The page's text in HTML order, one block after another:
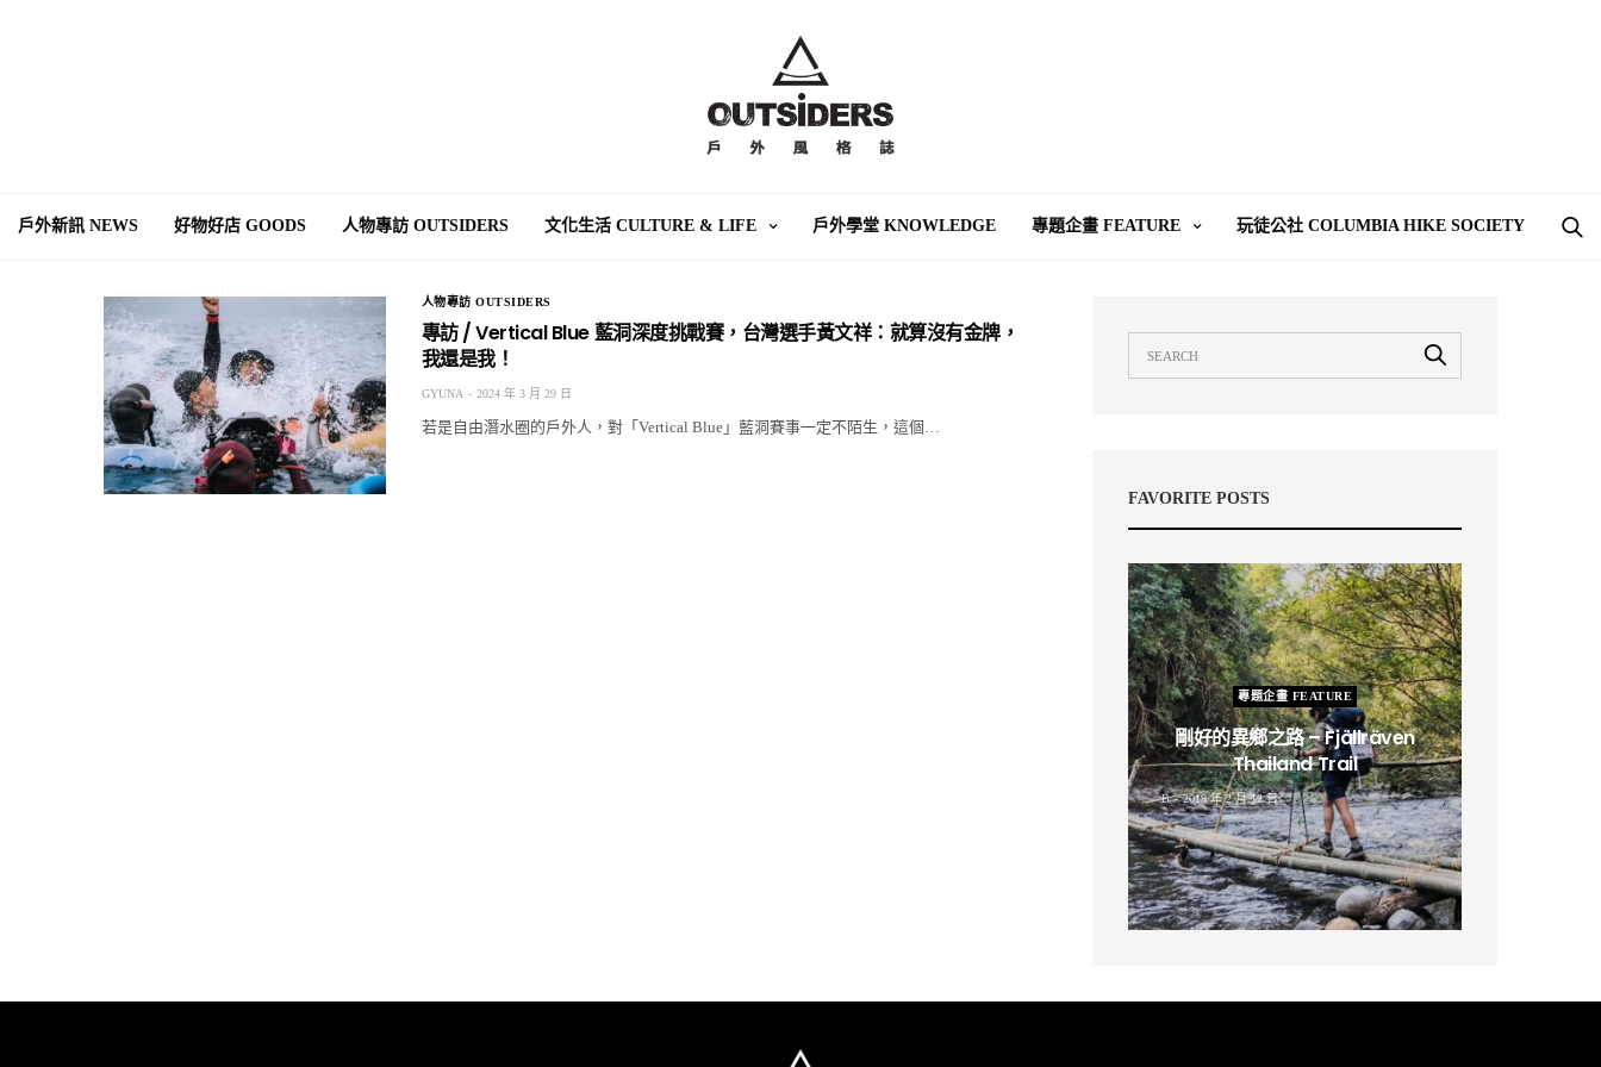
戶外新訊 NEWS 好物好店 GOODS 人物專訪 OUTSIDERS 文化生活 CULTURE & LIFE 戶外學堂 KNOWLEDGE 專題企畫 FEATURE 玩徒公社 COLUMBIA HIKE SOCIETY
人物專訪 OUTSIDERS
專訪 / Vertical Blue 藍洞深度挑戰賽，台灣選手黃文祥：就算沒有金牌，
我還是我！
GYUNA 2024 年 3 月 29 日
若是自由潛水圈的戶外人，對「Vertical Blue」藍洞賽事一定不陌生，這個…
FAVORITE POSTS
專題企畫 FEATURE
剛好的異鄉之路 – Fjällräven
Thailand Trail
B 2019 年 2 月 12 日